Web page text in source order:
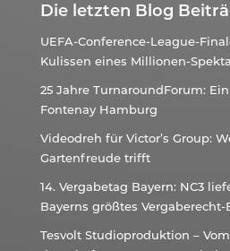
Die letzten Blog
UEFA-Conference-League-
Kulissen eines Millionen-
25 Jahre TurnaroundForum:
Fontenay Hamburg
Videodreh für Victor’s Group:
Gartenfreude trifft
14. Vergabetag Bayern: NC3
Bayerns größtes Vergaberecht-
Tesvolt Studioproduktion –